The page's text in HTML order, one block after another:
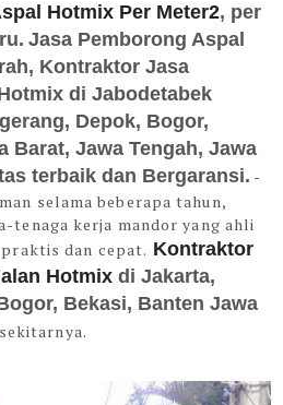
Hotmix Per Meter2, per
Jasa Pemborong Aspal
Kontraktor Jasa
di Jabodetabek
Depok, Bogor,
Barat, Jawa Tengah, Jawa
terbaik dan Bergaransi. -
selama beberapa tahun,
tenaga kerja mandor yang ahli
dan cepat. Kontraktor
Hotmix di Jakarta,
Bekasi, Banten Jawa